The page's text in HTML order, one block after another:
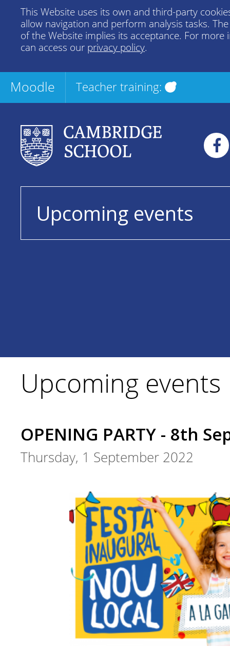
This Website uses its own and third-party
allow navigation and perform analysis tasks.
of the Website implies its acceptance. For more
can access our privacy policy.
Moodle Teacher training:
Upcoming events
Upcoming events
OPENING PARTY - 8th
Thursday, 1 September 2022